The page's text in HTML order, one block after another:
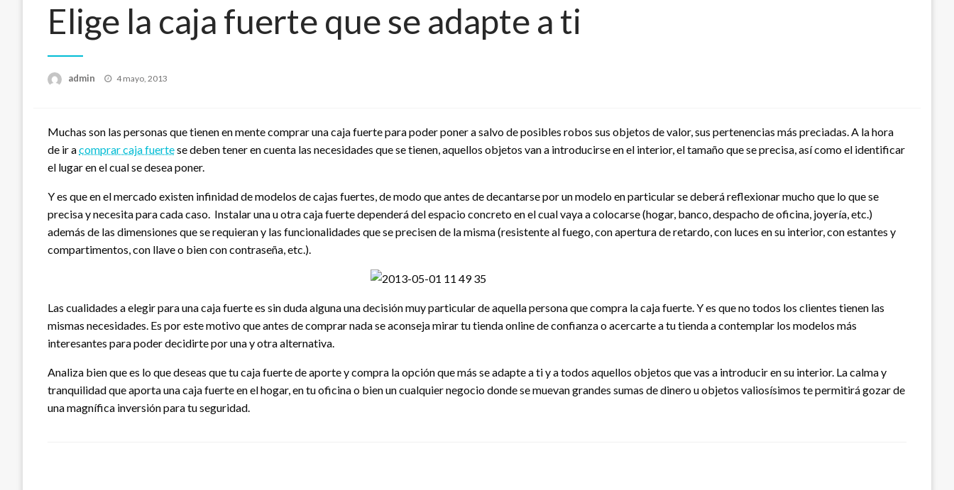
Elige la caja fuerte que se adapte a ti
admin
Publicado
4 mayo, 2013
Muchas son las personas que tienen en mente comprar una caja fuerte para poder poner a salvo de posibles robos sus objetos de valor, sus pertenencias más preciadas. A la hora
de ir acomprar caja fuertese deben tener en cuenta las necesidades que se tienen, aquellos objetos van a introducirse en el interior, el tamaño que se precisa, así como el identificar
el lugar en el cual se desea poner.
Y es que en el mercado existen infinidad de modelos de cajas fuertes, de modo que antes de decantarse por un modelo en particular se deberá reflexionar mucho que lo que se
precisa y necesita para cada caso. Instalar una u otra caja fuerte dependerá del espacio concreto en el cual vaya a colocarse (hogar, banco, despacho de oficina, joyería, etc.)
además de las dimensiones que se requieran y las funcionalidades que se precisen de la misma (resistente al fuego, con apertura de retardo, con luces en su interior, con estantes y
compartimentos, con llave o bien con contraseña, etc.).
Las cualidades a elegir para una caja fuerte es sin duda alguna una decisión muy particular de aquella persona que compra la caja fuerte. Y es que no todos los clientes tienen las
mismas necesidades. Es por este motivo que antes de comprar nada se aconseja mirar tu tienda online de confianza o acercarte a tu tienda a contemplar los modelos más
interesantes para poder decidirte por una y otra alternativa.
Analiza bien que es lo que deseas que tu caja fuerte de aporte y compra la opción que más se adapte a ti y a todos aquellos objetos que vas a introducir en su interior. La calma y
tranquilidad que aporta una caja fuerte en el hogar, en tu oficina o bien un cualquier negocio donde se muevan grandes sumas de dinero u objetos valiosísimos te permitirá gozar de
una magnífica inversión para tu seguridad.